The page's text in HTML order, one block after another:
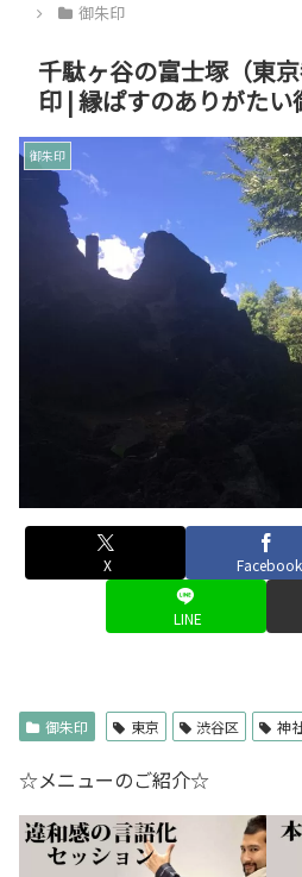
御朱印
千駄ヶ谷の富士塚（東
印 | 縁ぱすのありがたい
御朱印
X Facebook
LINE
御朱印 東京 渋谷区 神
☆メニューのご紹介☆